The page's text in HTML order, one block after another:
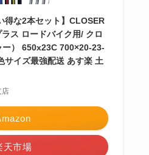
得な2本セット】CLOSER
ス ロードバイク用/ クロ
ー） 650x23C 700×20-23-
イズ最強配送 あす楽 土
店
天市場